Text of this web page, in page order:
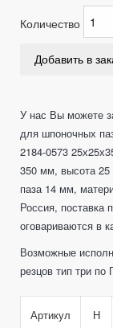
Количество
У нас Вы можете
для шпоночных
2184-0573
350 мм, высота
паза 14 мм,
Россия, поставка
оговариваются в
Возможные
резцов тип три по
Артикул H